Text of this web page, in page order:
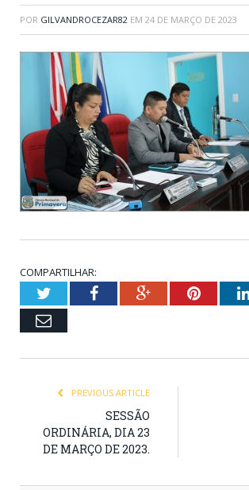
POR GILVANDROCEZAR82 EM 24 DE MARÇO DE 2023
COMPARTILHAR:
TwitterFacebookGoogle+
Email
PREVIOUS ARTICLE
SESSÃO
ORDINÁRIA, DIA 23
DE MARÇO DE 2023.